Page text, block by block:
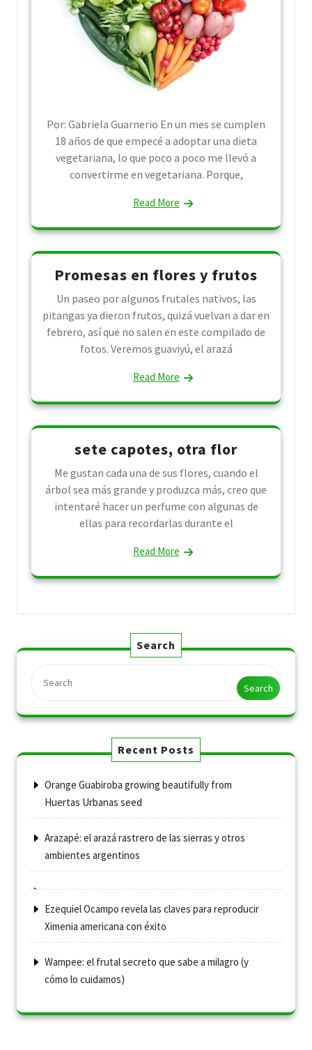
Por: Gabriela Guarnerio En un mes se cumplen
18 años de que empecé a adoptar una dieta
vegetariana, lo que poco a poco me llevó a
convertirme en vegetariana. Porque,
Read More
Promesas en flores y frutos
Un paseo por algunos frutales nativos, las
pitangas ya dieron frutos, quizá vuelvan a dar en
febrero, así que no salen en este compilado de
fotos. Veremos guaviyú, el arazá
Read More
sete capotes, otra flor
Me gustan cada una de sus flores, cuando el
árbol sea más grande y produzca más, creo que
intentaré hacer un perfume con algunas de
ellas para recordarlas durante el
Read More
Search
Search
Recent Posts
Orange Guabiroba growing beautifully from
Huertas Urbanas seed
Arazapé: el arazá rastrero de las sierras y otros
ambientes argentinos
Ezequiel Ocampo revela las claves para reproducir
Ximenia americana con éxito
Wampee: el frutal secreto que sabe a milagro (y
cómo lo cuidamos)